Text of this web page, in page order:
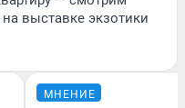
выставке экзотики
МНЕНИЕ